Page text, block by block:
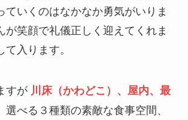
ていくのはなかなか勇気がいりま
が笑顔で礼儀正しく迎えてくれま
入ります。
すが川床（かわどこ）、屋内、最
選べる３種類の素敵な食事空間、